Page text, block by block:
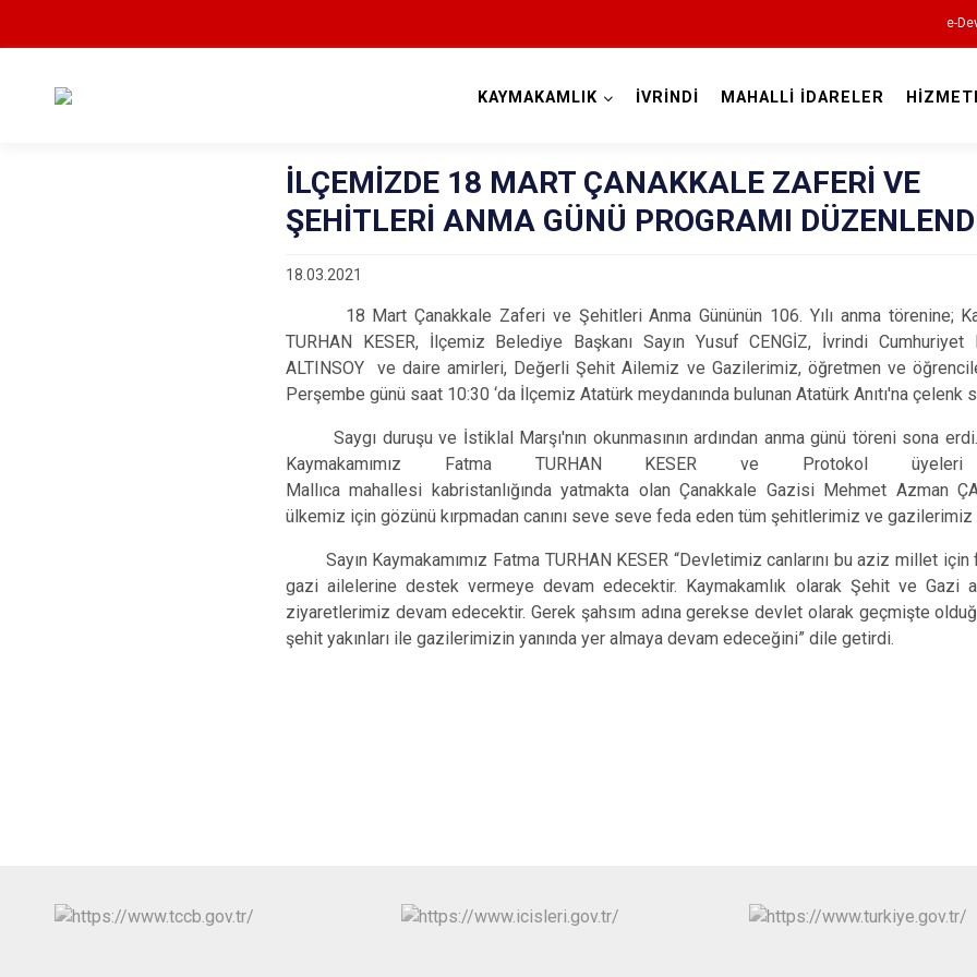
e-
Balya
Bandırma
Bigadiç
Burhaniye
Dursunbey
Edremit
Gömeç
Gönen
KAYMAKAMLIK İVRİNDİ MAHALLİ İDARELER
İLÇEMİZDE 18 MART ÇANAKKALE ZAFERİ VE
ŞEHİTLERİ ANMA GÜNÜ PROGRAMI
18.03.2021
18 Mart Çanakkale Zaferi ve Şehitleri Anma Gününün 106. Yılı anma törenine;
TURHAN KESER, İlçemiz Belediye Başkanı Sayın Yusuf CENGİZ, İvrindi Cumhuriyet
ALTINSOY ve daire amirleri, Değerli Şehit Ailemiz ve Gazilerimiz, öğretmen ve
Perşembe günü saat 10:30 ‘da İlçemiz Atatürk meydanında bulunan Atatürk Anıtı'na çelenk
Saygı duruşu ve İstiklal Marşı'nın okunmasının ardından anma günü töreni sona erdi.
Kaymakamımız Fatma TURHAN KESER ve Protokol üyeleri
Mallıca mahallesi kabristanlığında yatmakta olan Çanakkale Gazisi Mehmet Azman
ülkemiz için gözünü kırpmadan canını seve seve feda eden tüm şehitlerimiz ve gazilerimiz
Sayın Kaymakamımız Fatma TURHAN KESER “Devletimiz canlarını bu aziz millet
gazi ailelerine destek vermeye devam edecektir. Kaymakamlık olarak Şehit ve Gazi
ziyaretlerimiz devam edecektir. Gerek şahsım adına gerekse devlet olarak geçmişte
şehit yakınları ile gazilerimizin yanında yer almaya devam edeceğini” dile getirdi.